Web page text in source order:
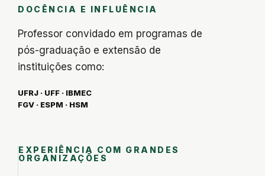
DOCÊNCIA E INFLUÊNCIA
Professor convidado em programas de
pós-graduação e extensão de
instituições como:
UFRJ · UFF · IBMEC
FGV · ESPM · HSM
EXPERIÊNCIA COM GRANDES
ORGANIZAÇÕES